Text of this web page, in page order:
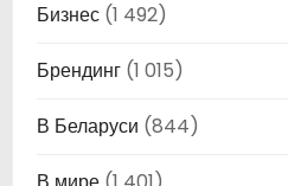
Бизнес (1 492)
Брендинг (1 015)
В Беларуси (844)